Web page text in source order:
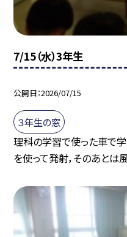
7/15（水）3年生
公開日 2026/07/15
３年生の窓
理科の学習で使った車で
を使って発射，そのあとは